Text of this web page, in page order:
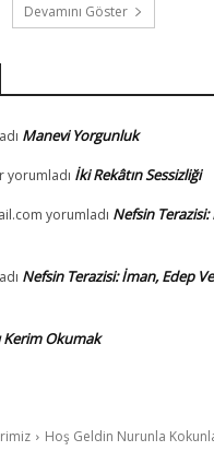
Devamını Göster
Manevi Yorgunluk
yorumladı İki Rekâtın Sessizliği
yorumladı Nefsin
Nefsin Terazisi: İman, Edep
Kerim Okumak